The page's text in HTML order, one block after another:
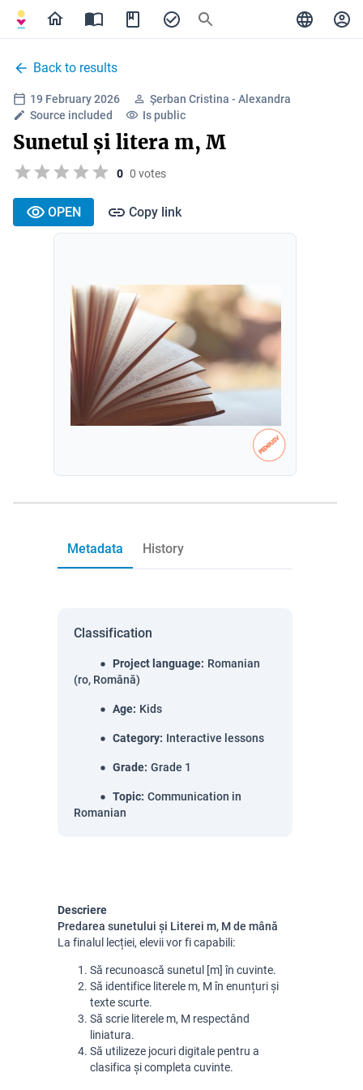
Back to results
19 February 2026
Șerban Cristina - Alexandra
Source included
Is public
Sunetul și litera m, M
0 0 votes
OPEN Copy link
Metadata History
Classification
Project language: Romanian
(ro, Română)
Age: Kids
Category: Interactive lessons
Grade: Grade 1
Topic: Communication in
Romanian
Descriere
Predarea sunetului și Literei m, M de mână
La finalul lecției, elevii vor fi capabili:
Să recunoască sunetul [m] în cuvinte.
Să identifice literele m, M în enunțuri și
texte scurte.
Să scrie literele m, M respectând
liniatura.
Să utilizeze jocuri digitale pentru a
clasifica și completa cuvinte.